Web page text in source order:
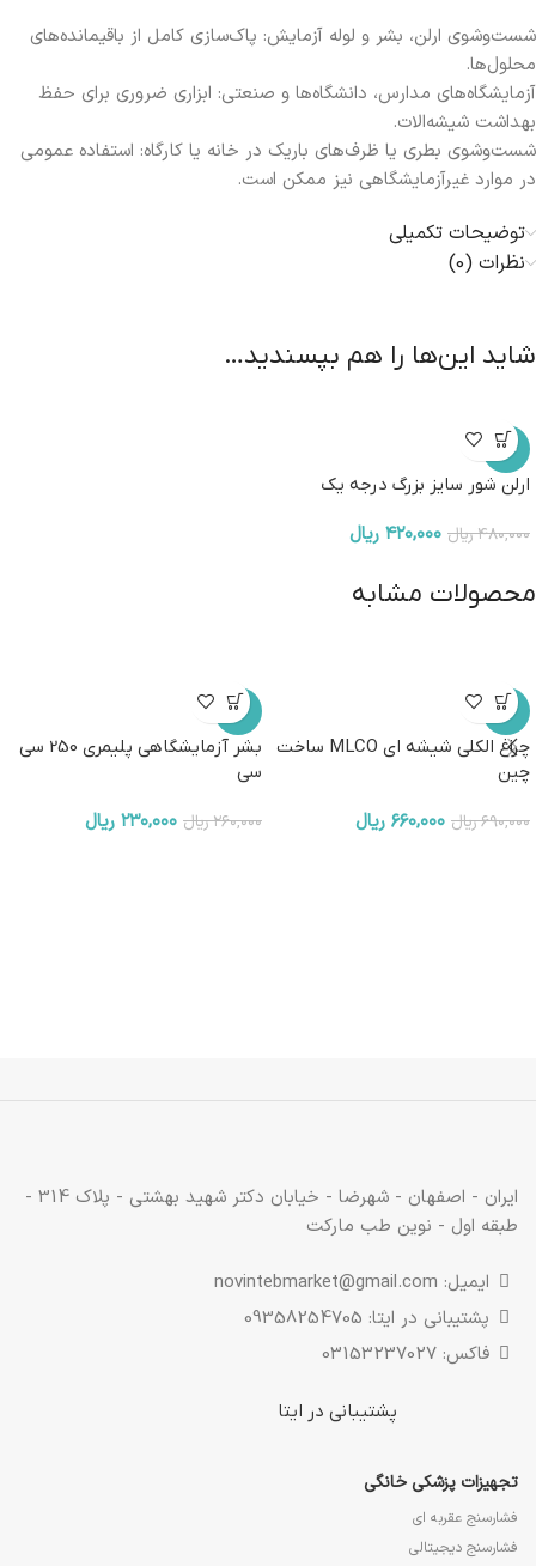
شست‌وشوی ارلن، بشر و لوله آزمایش: پاک‌سازی کامل از باقیمانده‌های
محلول‌ها.
آزمایشگاه‌های مدارس، دانشگاه‌ها و صنعتی: ابزاری ضروری برای حفظ
بهداشت شیشه‌الات.
شست‌وشوی بطری یا ظرف‌های باریک در خانه یا کارگاه: استفاده عمومی
در موارد غیرآزمایشگاهی نیز ممکن است.
توضیحات تکمیلی
نظرات (0)
شاید این‌ها را هم بپسندید…
-13%
ارلن شور سایز بزرگ درجه یک
۴۸۰,۰۰۰ریال ۴۲۰,۰۰۰ ریال
محصولات مشابه
-4%
چراغ الکلی شیشه ای MLCO ساخت
چین
۶۹۰,۰۰۰ریال ۶۶۰,۰۰۰ ریال
-12%
بشر آزمایشگاهی پلیمری 250 سی
سی
۲۶۰,۰۰۰ریال ۲۳۰,۰۰۰ ریال
ایران - اصفهان - شهرضا - خیابان دکتر شهید بهشتی - پلاک 314 -
طبقه اول - نوین طب مارکت
ایمیل: novintebmarket@gmail.com
پشتیبانی در ایتا: 09358254705
فاکس: 03153237027
پشتیبانی در ایتا
تجهیزات پزشکی خانگی
فشارسنج عقربه ای
فشارسنج دیجیتالی